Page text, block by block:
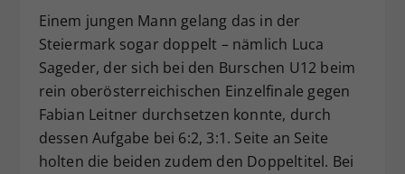
Einem jungen Mann gelang das in der
Steiermark sogar doppelt – nämlich Luca
Sageder, der sich bei den Burschen U12 beim
rein oberösterreichischen Einzelfinale gegen
Fabian Leitner durchsetzen konnte, durch
dessen Aufgabe bei 6:2, 3:1. Seite an Seite
holten die beiden zudem den Doppeltitel. Bei